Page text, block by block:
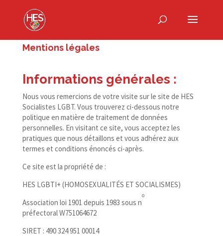
Mentions légales
Informations générales :
Nous vous remercions de votre visite sur le site de HES
Socialistes LGBT. Vous trouverez ci-​dessous notre
politique en matière de traitement de données
personnelles. En visitant ce site, vous acceptez les
pratiques que nous détaillons et vous adhérez aux
termes et conditions énoncés ci-après.
Ce site est la propriété de :
HES LGBTI+ (HOMOSEXUALITÉS ET SOCIALISMES)
Association loi 1901 depuis 1983 sous n
o
préfectoral W751064672
SIRET : 490 324 951 00014